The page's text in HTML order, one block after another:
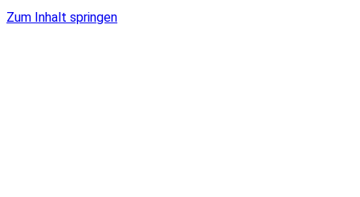
Zum Inhalt springen